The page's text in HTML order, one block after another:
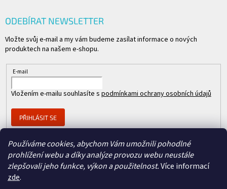
Používáme cookies, abychom Vám umožnili pohodlné
prohlížení webu a díky analýze provozu webu neustále
zlepšovali jeho funkce, výkon a použitelnost.Více informací
zde.
ODEBÍRAT NEWSLETTER
Vložte svůj e-mail a my vám budeme zasílat informace o nových
produktech na našem e-shopu.
E-mail
Vložením e-mailu souhlasíte s podmínkami ochrany osobních údajů
PŘIHLÁSIT SE
Člen skupiny